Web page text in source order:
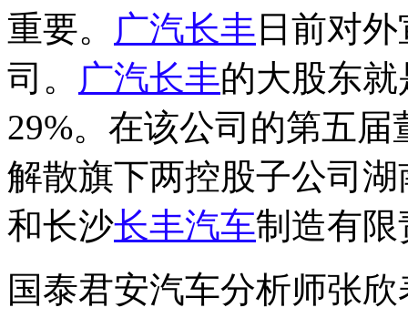
重要。 广汽长丰 日前对
司。 广汽长丰的大股东
29%。在该公司的第五
解散旗下两控股子公司
和长沙长丰汽车制造有
国泰君安汽车分析师张